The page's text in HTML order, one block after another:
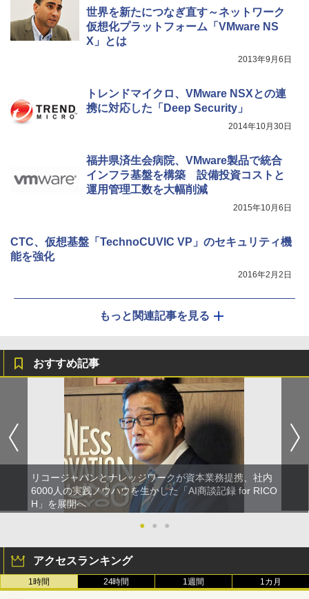
世界を新たにつなぎ直す～ネットワーク
仮想化プラットフォーム「VMware NS
X」とは
2013年9月6日
トレンドマイクロ、VMware NSXとの連
携に対応した「Deep Security」
2014年10月30日
福井県済生会病院、VMware製品で統合
インフラ基盤を構築 設備投資コストと
運用管理工数を大幅削減
2015年10月6日
CTC、仮想基盤「TechnoCUVIC VP」のセキュリティ機
能を強化
2016年2月2日
もっと関連記事を見る
おすすめ記事
リコージャパンとナレッジワークが資本業務提携、社内
6000人の実践ノウハウを生かした「AI商談記録 for RICO
H」を展開へ
●
● ●
アクセスランキング
1時間 24時間 1週間 1カ月